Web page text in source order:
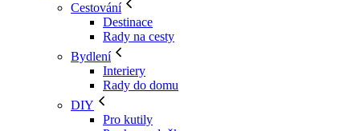
Cestování
Destinace
Rady na cesty
Bydlení
Interiery
Rady do domu
DIY
Pro kutily